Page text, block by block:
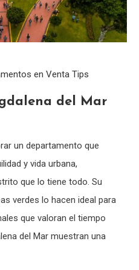
en Venta Tips
del Mar
un departamento que
y vida urbana,
que lo tiene todo. Su
verdes lo hacen ideal para
que valoran el tiempo
del Mar muestran una